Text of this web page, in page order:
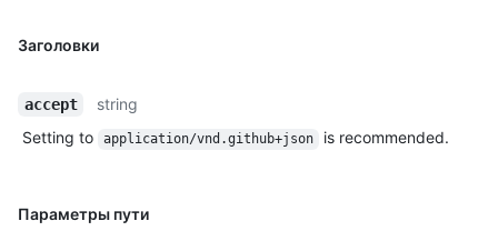
Заголовки
accept
string
Setting to
application/vnd.github+json is recommended.
Параметры пути